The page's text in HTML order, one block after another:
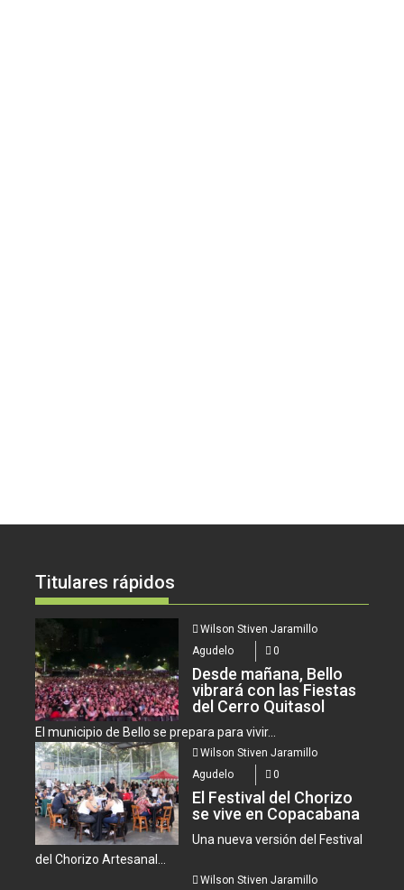
Titulares rápidos
Wilson Stiven Jaramillo
Agudelo
0
Desde mañana, Bello
vibrará con las Fiestas
del Cerro Quitasol
El municipio de Bello se prepara para vivir...
Wilson Stiven Jaramillo
Agudelo
0
El Festival del Chorizo
se vive en Copacabana
Una nueva versión del Festival
del Chorizo Artesanal...
Wilson Stiven Jaramillo